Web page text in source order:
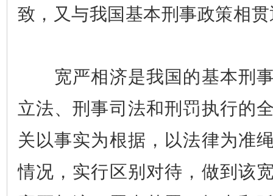
致，又与我国基本刑事政策相
宽严相济是我国的基本刑事
立法、刑事司法和刑罚执行的
关以事实为根据，以法律为准
情况，实行区别对待，做到该